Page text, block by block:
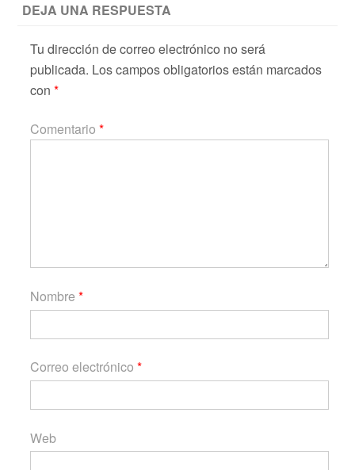
DEJA UNA RESPUESTA
Tu dirección de correo electrónico no será
publicada. Los campos obligatorios están marcados
con *
Comentario *
Nombre *
Correo electrónico *
Web